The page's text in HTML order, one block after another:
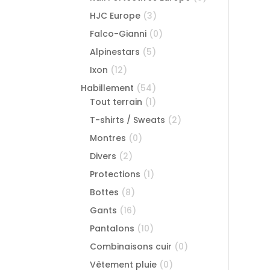
HJC Europe (3)
Falco-Gianni (0)
Alpinestars (5)
Ixon (12)
Habillement (54)
Tout terrain (1)
T-shirts / Sweats (2)
Montres (0)
Divers (2)
Protections (1)
Bottes (8)
Gants (16)
Pantalons (10)
Combinaisons cuir (0)
Vêtement pluie (0)